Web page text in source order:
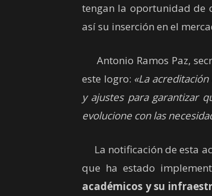
tengan la oportunidad de
así su inserción en el
Antonio Ramos Paz,
este logro: «La
y ajustes para garantizar
evolucione con las
La notificación de esta
que ha estado
académicos y su